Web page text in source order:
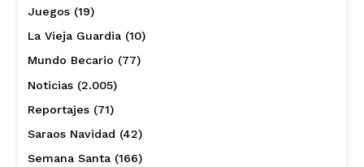
Juegos(19)
La Vieja Guardia(10)
Mundo Becario (77)
Noticias(2.005)
Reportajes(71)
Saraos Navidad (42)
Semana Santa(166)